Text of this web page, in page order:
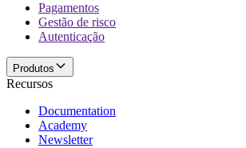
Pagamentos
Gestão de risco
Autenticação
Produtos
Recursos
Documentation
Academy
Newsletter